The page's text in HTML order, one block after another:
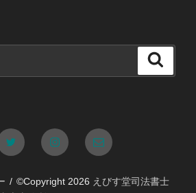
Twitter Instagram
メ
ル
©Copyright 2026 えびす堂司法書士